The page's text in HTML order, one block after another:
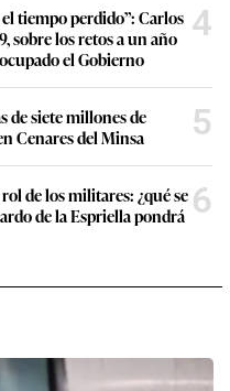
tiempo perdido”: Carlos
sobre los retos a un año
el Gobierno
4
de siete millones de
Cenares del Minsa
5
de los militares: ¿qué se
de la Espriella pondrá 6